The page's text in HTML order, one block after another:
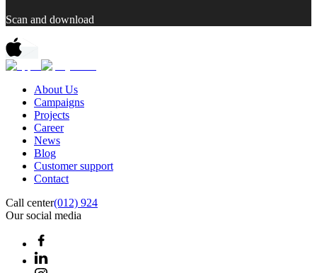
Scan and download
About Us
Campaigns
Projects
Career
News
Blog
Customer support
Contact
Call center(012) 924
Our social media